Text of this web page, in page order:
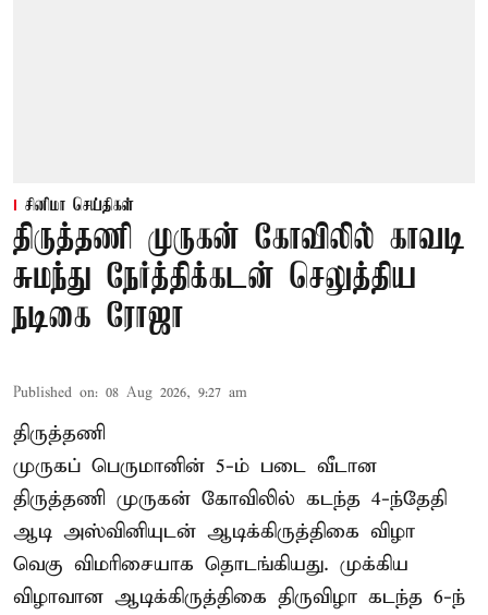
சினிமா செய்திகள்
திருத்தணி முருகன் கோவிலில் காவடி
சுமந்து நேர்த்திக்கடன் செலுத்திய
நடிகை ரோஜா
Published on: 08 Aug 2026, 9:27 am
திருத்தணி
முருகப் பெருமானின் 5-ம் படை வீடான
திருத்தணி முருகன் கோவிலில் கடந்த 4-ந்தேதி
ஆடி அஸ்வினியுடன் ஆடிக்கிருத்திகை விழா
வெகு விமரிசையாக தொடங்கியது. முக்கிய
விழாவான ஆடிக்கிருத்திகை திருவிழா கடந்த 6-ந்